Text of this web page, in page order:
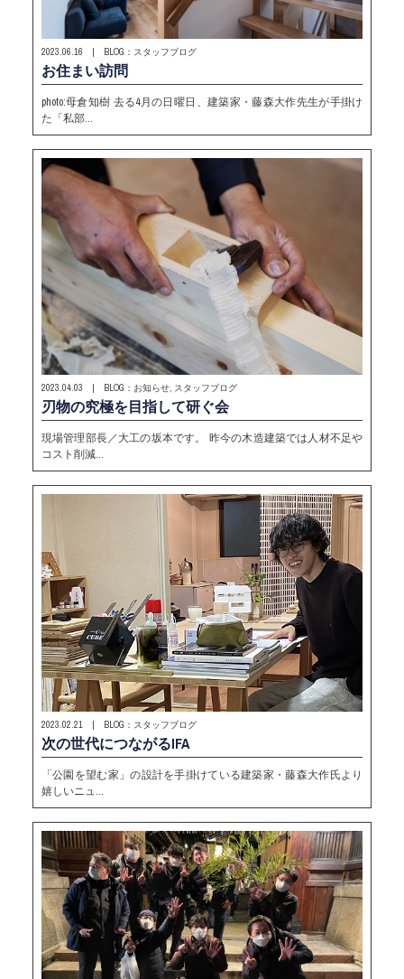
2023.06.16 | BLOG：スタッフブログ
お住まい訪問
photo:母倉知樹 去る4月の日曜日、建築家・藤森大作先生が手掛け
た「私部…
2023.04.03 | BLOG：お知らせ, スタッフブログ
刃物の究極を目指して研ぐ会
現場管理部長／大工の坂本です。 昨今の木造建築では人材不足や
コスト削減…
2023.02.21 | BLOG：スタッフブログ
次の世代につながるIFA
「公園を望む家」の設計を手掛けている建築家・藤森大作氏より
嬉しいニュ…